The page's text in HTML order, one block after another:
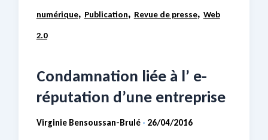
numérique, Publication, Revue de presse, Web
2.0
Condamnation liée à l’ e-
réputation d’une entreprise
Virginie Bensoussan-Brulé - 26/04/2016